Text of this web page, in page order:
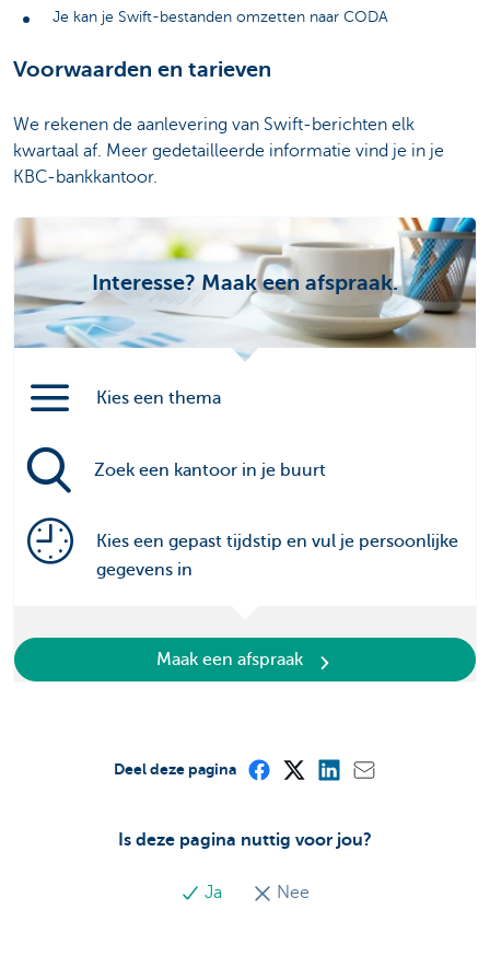
Je kan je Swift-bestanden omzetten naar CODA
Voorwaarden en tarieven
We rekenen de aanlevering van Swift-berichten elk
kwartaal af. Meer gedetailleerde informatie vind je in je
KBC-bankkantoor.
Interesse? Maak een afspraak.
Kies een thema
Zoek een kantoor in je buurt
Kies een gepast tijdstip en vul je persoonlijke
gegevens in
Maak een afspraak
Is deze pagina nuttig voor jou?
Ja Nee
Deel deze pagina